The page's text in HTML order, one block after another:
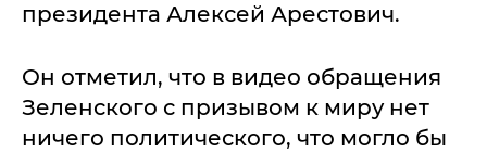
президента Алексей Арестович.
Он отметил, что в видео обращения
Зеленского с призывом к миру нет
ничего политического, что могло бы